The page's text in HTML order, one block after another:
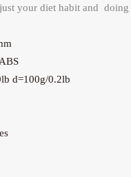
your diet habit and doing
d=100g/0.2lb